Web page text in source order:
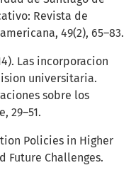
Revista de
49(2), 65–83.
Las incorporacion
universitaria.
sobre los
29–51.
Policies in Higher
Future Challenges.